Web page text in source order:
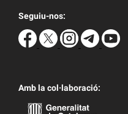
Seguiu-nos:
Amb la col·laboració: